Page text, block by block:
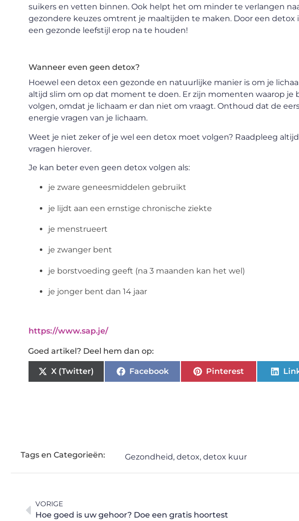
suikers en vetten binnen. Ook helpt het om minder te verlangen
gezondere keuzes omtrent je maaltijden te maken. Door een detox
een gezonde leefstijl erop na te houden!
Wanneer even geen detox?
Hoewel een detox een gezonde en natuurlijke manier is om je
altijd slim om op dat moment te doen. Er zijn momenten waarop je
volgen, omdat je lichaam er dan niet om vraagt. Onthoud dat de
energie vragen van je lichaam.
Weet je niet zeker of je wel een detox moet volgen? Raadpleeg
vragen hierover.
Je kan beter even geen detox volgen als:
je zware geneesmiddelen gebruikt
je lijdt aan een ernstige chronische ziekte
je menstrueert
je zwanger bent
je borstvoeding geeft (na 3 maanden kan het wel)
je jonger bent dan 14 jaar
https://www.sap.je/
Goed artikel? Deel hem dan op:
X (Twitter) Facebook Pinterest
Tags en Categorieën: Gezondheid, detox, detox kuur
VORIGE
Hoe goed is uw gehoor? Doe een gratis hoortest